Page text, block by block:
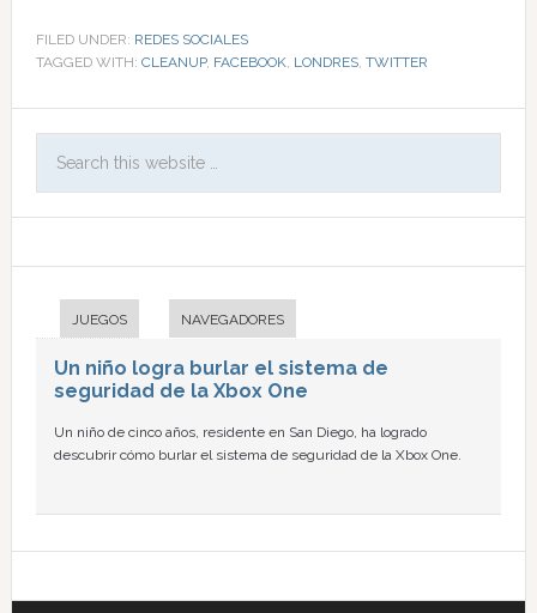
FILED UNDER: REDES SOCIALES
TAGGED WITH: CLEANUP, FACEBOOK, LONDRES, TWITTER
JUEGOS NAVEGADORES
Un niño logra burlar el sistema de
seguridad de la Xbox One
Un niño de cinco años, residente en San Diego, ha logrado
descubrir cómo burlar el sistema de seguridad de la Xbox One.